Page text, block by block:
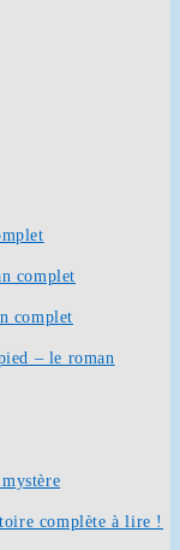
complet
complet
– le roman
complète à lire !